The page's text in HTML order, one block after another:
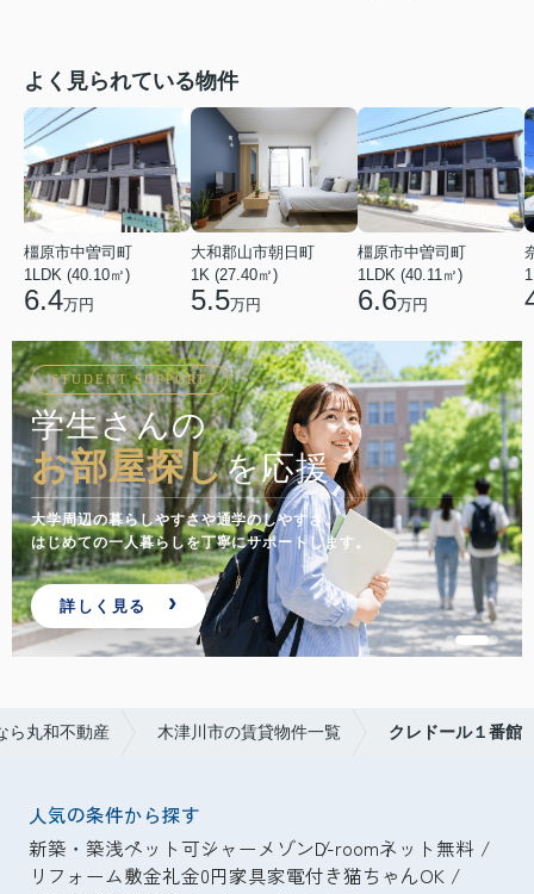
よく見られている物件
橿原市中曽司町
1LDK (40.10㎡)
6.4万円
大和郡山市朝日町
1K (27.40㎡)
5.5万円
橿原市中曽司町
1LDK (40.11㎡)
6.6万円
STUDENT SUPPORT
学生さんの
お部屋探しを応援
大学周辺の暮らしやすさや通学のしやすさ。
はじめての一人暮らしを丁寧にサポートします。
詳しく見る
ら丸和不動産 木津川市の賃貸物件一覧 クレドール１番館
人気の条件から探す
新築・築浅ペット可シャーメゾンD-roomネット無料
リフォーム敷金礼金0円家具家電付き猫ちゃんOK